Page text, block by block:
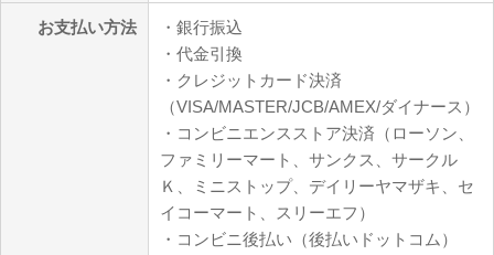
お支払い方法
・銀行振込
・代金引換
・クレジットカード決済
（VISA/MASTER/JCB/AMEX/ダイナース）
・コンビニエンスストア決済（ローソン、
ファミリーマート、サンクス、サークル
Ｋ、ミニストップ、デイリーヤマザキ、セ
イコーマート、スリーエフ）
・コンビニ後払い（後払いドットコム）